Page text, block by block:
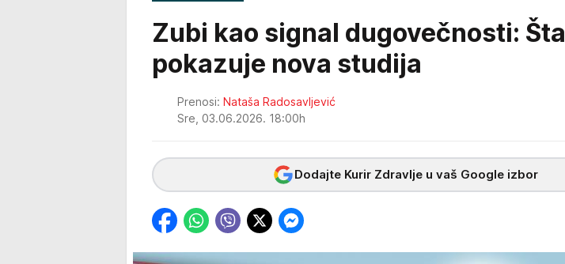
Zubi kao signal dugovečnosti: Šta
pokazuje nova studija
Prenosi: Nataša Radosavljević
Sre, 03.06.2026. 18:00h
Dodajte Kurir Zdravlje u vaš Google izbor